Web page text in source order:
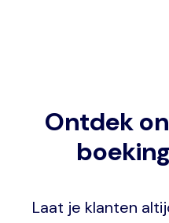
Ontdek
Laat je klanten